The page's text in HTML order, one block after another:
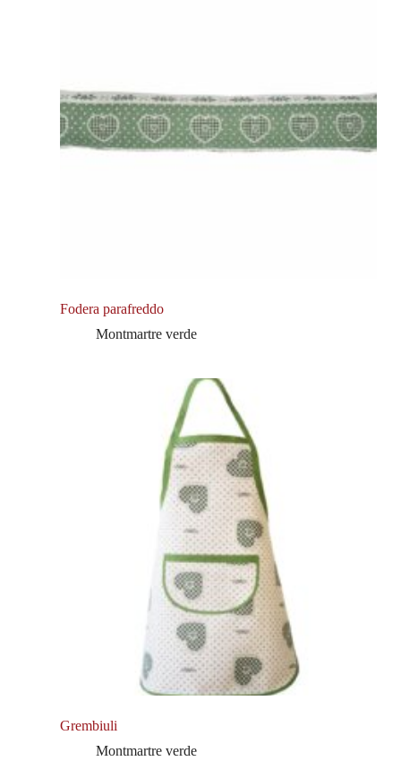
Fodera parafreddo
Montmartre verde
Grembiuli
Montmartre verde